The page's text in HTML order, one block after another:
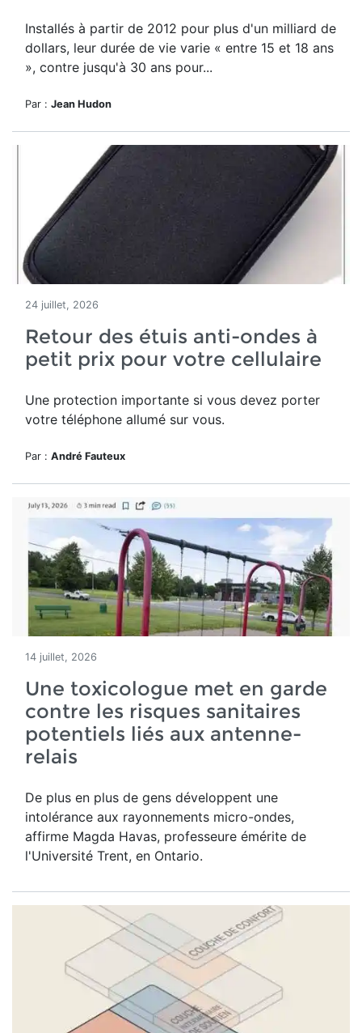
Installés à partir de 2012 pour plus d'un milliard de
dollars, leur durée de vie varie « entre 15 et 18 ans
», contre jusqu'à 30 ans pour...
Par : Jean Hudon
24 juillet, 2026
Retour des étuis anti-ondes à
petit prix pour votre cellulaire
Une protection importante si vous devez porter
votre téléphone allumé sur vous.
Par : André Fauteux
14 juillet, 2026
Une toxicologue met en garde
contre les risques sanitaires
potentiels liés aux antenne-
relais
De plus en plus de gens développent une
intolérance aux rayonnements micro-ondes,
affirme Magda Havas, professeure émérite de
l'Université Trent, en Ontario.